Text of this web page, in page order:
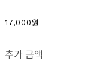
17,000원
추가 금액